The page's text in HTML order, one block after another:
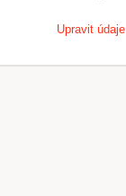
Upravit údaje